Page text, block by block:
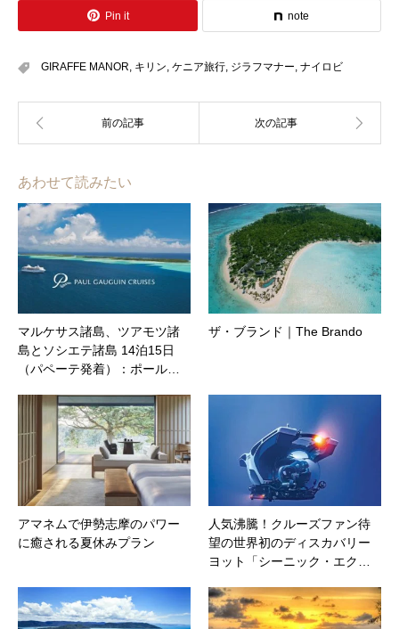
Pin it note
GIRAFFE MANOR キリン ケニア旅行 ジラフマナー ナイロビ
あわせて読みたい
マルケサス諸島、ツアモツ諸
島とソシエテ諸島 14泊15日
（パペーテ発着）：ポール…
ザ・ブランド｜The Brando
アマネムで伊勢志摩のパワー
に癒される夏休みプラン
人気沸騰！クルーズファン待
望の世界初のディスカバリー
ヨット「シーニック・エク…